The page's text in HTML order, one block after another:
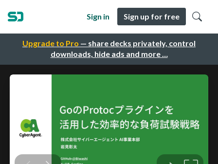
Upgrade to Pro — share decks privately, control
downloads, hide ads and more …
Sign in Sign up for free